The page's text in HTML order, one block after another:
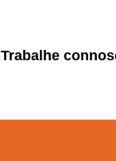
Trabalhe